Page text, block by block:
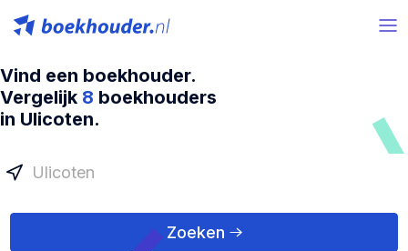
Vind een boekhouder.
Vergelijk 8 boekhouders
in Ulicoten.
Zoeken